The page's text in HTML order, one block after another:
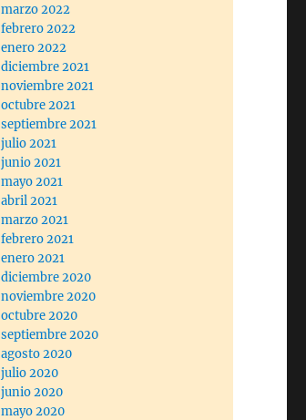
marzo 2022
febrero 2022
enero 2022
diciembre 2021
noviembre 2021
octubre 2021
septiembre 2021
julio 2021
junio 2021
mayo 2021
abril 2021
marzo 2021
febrero 2021
enero 2021
diciembre 2020
noviembre 2020
octubre 2020
septiembre 2020
agosto 2020
julio 2020
junio 2020
mayo 2020